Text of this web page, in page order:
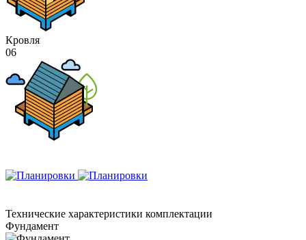
Кровля
06
Технические характеристики комплектации
Фундамент